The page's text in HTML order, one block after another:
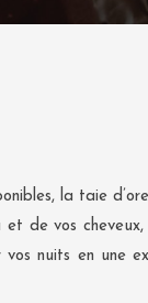
la taie
de vos
nuits en une